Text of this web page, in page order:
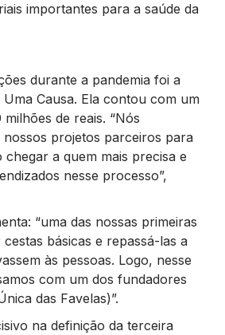
importantes para a saúde da
durante a pandemia foi a
Causa. Ela contou com um
de reais. “Nós
projetos parceiros para
a quem mais precisa e
nesse processo”,
“uma das nossas primeiras
básicas e repassá-las a
às pessoas. Logo, nesse
com um dos fundadores
das Favelas)”.
na definição da terceira